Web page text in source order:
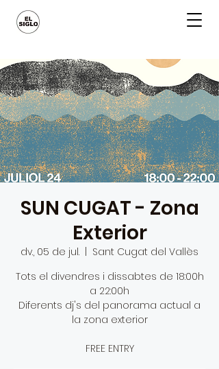
SUN CUGAT - Zona
Exterior
dv., 05 de jul.
Sant Cugat del Vallès
Tots el divendres i dissabtes de 18:00h
a 22:00h
Diferents dj's del panorama actual a
la zona exterior
FREE ENTRY